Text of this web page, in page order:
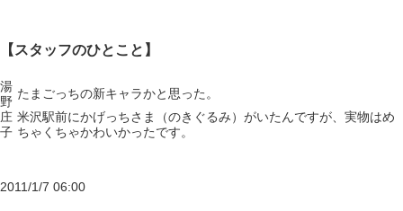
【スタッフのひとこと】
湯
野
たまごっちの新キャラかと思った。
庄
子
米沢駅前にかげっちさま（のきぐるみ）がいたんですが、実物はめ
ちゃくちゃかわいかったです。
2011/1/7 06:00